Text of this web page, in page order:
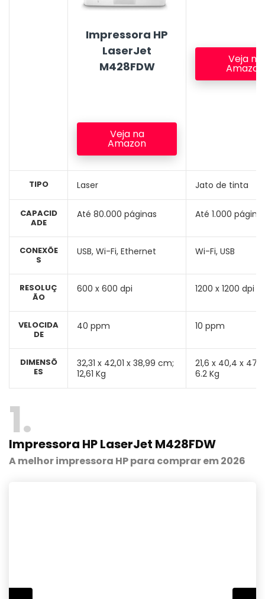
TIPO
CAPACID
ADE
CONEXÕE
S
RESOLUÇ
ÃO
VELOCIDA
DE
DIMENSÕ
ES
Impressora HP
LaserJet
M428FDW
Veja na
Amazon
Laser
Até 80.000 páginas
USB, Wi-Fi, Ethernet
600 x 600 dpi
40 ppm
32,31 x 42,01 x 38,99 cm;
12,61 Kg
Veja na
Amazon
Jato de tinta
Até 1.000
Wi-Fi, USB
1200 x 1200 dpi
10 ppm
21,6 x 40,4 x
6.2 Kg
1
Impressora HP LaserJet M428FDW
A melhor impressora HP para comprar em 2026